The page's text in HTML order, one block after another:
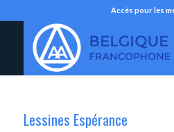
Accès pour les
Lessines Espérance